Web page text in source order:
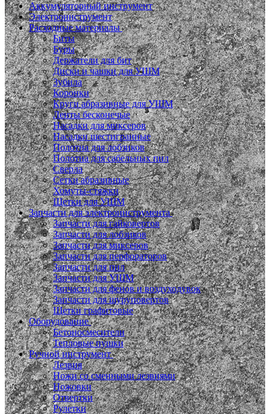
Аккумуляторный инструмент
Электроинструмент
Расходные материалы
Биты
Буры
Держатели для бит
Диски и чашки для УШМ
Зубила
Коронки
Круги абразивные для УШМ
Ленты бесконечые
Насадки для миксеров
Насадки шестигранные
Полотна для лобзиков
Полотна для сабельных пил
Сверла
Сетки абразивные
Хомуты-стяжки
Щетки для УШМ
Запчасти для электроинструмента
Запчасти для гайковертов
Запчасти для лобзиков
Запчасти для миксеров
Запчасти для перфораторов
Запчасти для пил
Запчасти для УШМ
Запчасти для фенов и воздуходувок
Запчасти для шуруповертов
Щетки графитовые
Оборудование
Бетоносмесители
Тепловые пушки
Ручной инструмент
Лезвия
Ножи со сменными лезвиями
Ножовки
Отвертки
Рулетки